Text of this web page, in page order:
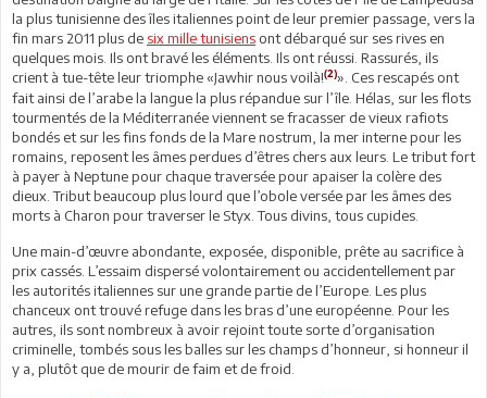
la plus tunisienne des îles italiennes point de leur premier passage, vers la
fin mars 2011 plus de six mille tunisiens ont débarqué sur ses rives en
quelques mois. Ils ont bravé les éléments. Ils ont réussi. Rassurés, ils
crient à tue-tête leur triomphe «Jawhir nous voilà!(2)». Ces rescapés ont
fait ainsi de l’arabe la langue la plus répandue sur l’île. Hélas, sur les flots
tourmentés de la Méditerranée viennent se fracasser de vieux rafiots
bondés et sur les fins fonds de la Mare nostrum, la mer interne pour les
romains, reposent les âmes perdues d’êtres chers aux leurs. Le tribut fort
à payer à Neptune pour chaque traversée pour apaiser la colère des
dieux. Tribut beaucoup plus lourd que l’obole versée par les âmes des
morts à Charon pour traverser le Styx. Tous divins, tous cupides.
Une main-d’œuvre abondante, exposée, disponible, prête au sacrifice à
prix cassés. L’essaim dispersé volontairement ou accidentellement par
les autorités italiennes sur une grande partie de l’Europe. Les plus
chanceux ont trouvé refuge dans les bras d’une européenne. Pour les
autres, ils sont nombreux à avoir rejoint toute sorte d’organisation
criminelle, tombés sous les balles sur les champs d’honneur, si honneur il
y a, plutôt que de mourir de faim et de froid.